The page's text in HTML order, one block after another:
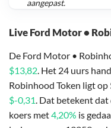
Live Ford Motor •
De Ford Motor •
$13,82. Het 24 uurs
Robinhood Token ligt op
$-0,31. Dat betekent
koers met4,20% is
aangepast.